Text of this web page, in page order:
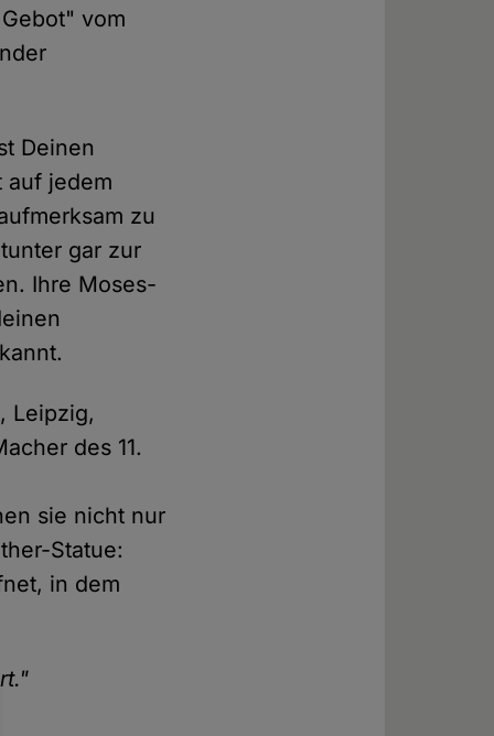
vom
Deinen
auf jedem
zu
gar zur
Ihre Moses-
Leipzig,
des 11.
sie nicht nur
Statue:
in dem